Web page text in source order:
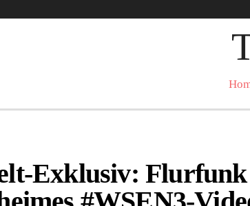
Exklusiv: Flurfunk